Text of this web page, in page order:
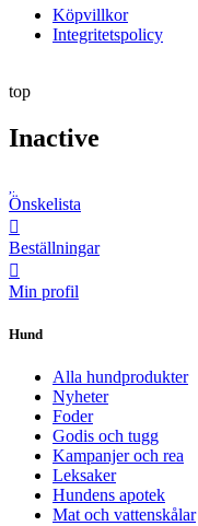
Köpvillkor
Integritetspolicy
top
Inactive
Önskelista
Beställningar
Min profil
Hund
Alla hundprodukter
Nyheter
Foder
Godis och tugg
Kampanjer och rea
Leksaker
Hundens apotek
Mat och vattenskålar